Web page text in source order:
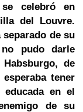
celebró en
del Louvre.
separado de su
pudo darle
Habsburgo, de
tener
en el
de su